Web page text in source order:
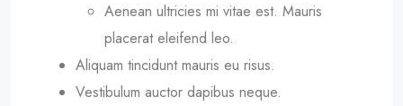
Aenean ultricies mi vitae est. Mauris
placerat eleifend leo.
Aliquam tincidunt mauris eu risus.
Vestibulum auctor dapibus neque.